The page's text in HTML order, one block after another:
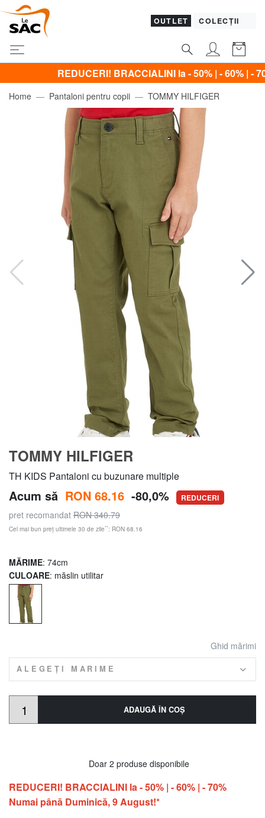
OUTLET COLECȚII
REDUCERI! BRACCIALINI la - 50% | - 60% | - 70%
Home Pantaloni pentru copii TOMMY HILFIGER
TOMMY HILFIGER
TH KIDS Pantaloni cu buzunare multiple
Acum să RON 68.16 -80,0% REDUCERI
pret recomandat RON 340.79
Cel mai bun preț ultimele 30 de zile**: RON 68.16
MĂRIME: 74cm
CULOARE: măslin utilitar
Ghid mărimi
ALEGEȚI MARIME
ADAUGĂ ÎN COŞ
Doar 2 produse disponibile
REDUCERI! BRACCIALINI la - 50% | - 60% | - 70%
Numai până Duminică, 9 August!*